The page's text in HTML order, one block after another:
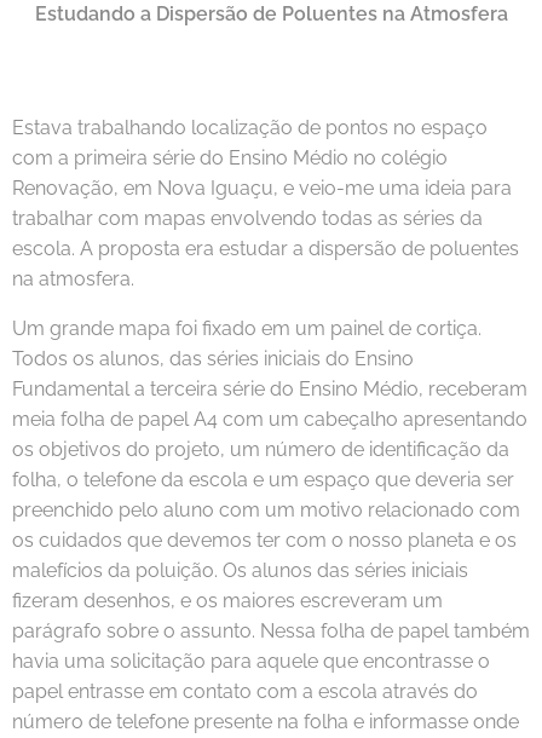
Estudando a Dispersão de Poluentes na Atmosfera
Estava trabalhando localização de pontos no espaço
com a primeira série do Ensino Médio no colégio
Renovação, em Nova Iguaçu, e veio-me uma ideia para
trabalhar com mapas envolvendo todas as séries da
escola. A proposta era estudar a dispersão de poluentes
na atmosfera.
Um grande mapa foi fixado em um painel de cortiça.
Todos os alunos, das séries iniciais do Ensino
Fundamental a terceira série do Ensino Médio, receberam
meia folha de papel A4 com um cabeçalho apresentando
os objetivos do projeto, um número de identificação da
folha, o telefone da escola e um espaço que deveria ser
preenchido pelo aluno com um motivo relacionado com
os cuidados que devemos ter com o nosso planeta e os
malefícios da poluição. Os alunos das séries iniciais
fizeram desenhos, e os maiores escreveram um
parágrafo sobre o assunto. Nessa folha de papel também
havia uma solicitação para aquele que encontrasse o
papel entrasse em contato com a escola através do
número de telefone presente na folha e informasse onde